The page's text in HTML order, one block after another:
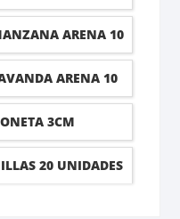
8KG ARENA 10
ARENA 10
3CM
20 UNIDADES